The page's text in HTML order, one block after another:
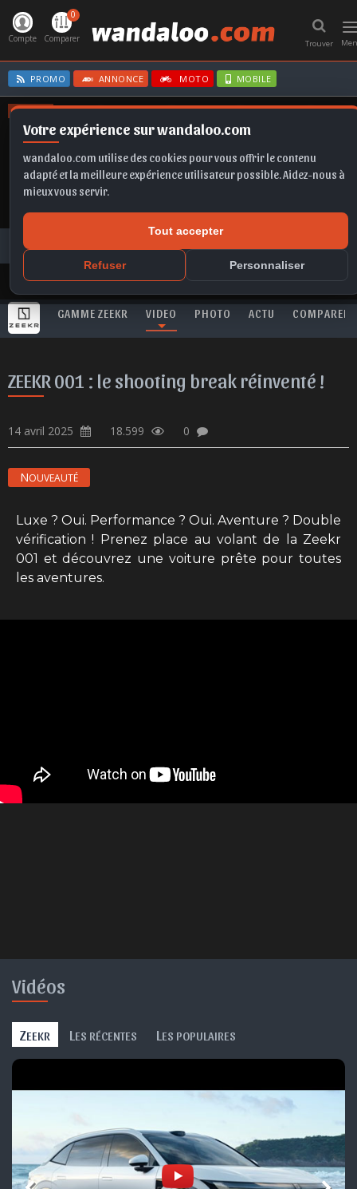
Votre expérience sur wandaloo.com
wandaloo.com utilise des cookies pour vous offrir le contenu
adapté et la meilleure expérience utilisateur possible. Aidez-nous à
mieux vous servir.
Tout accepter
Refuser Personnaliser
Trouver
Compte
0
Comparer
PROMO ANNONCE MOTO MOBILE
OFFRES
ASTRA FORMENTOR
ZEEKR
001
ZEEKR 001 : le shooting break réinventé !
GAMME ZEEKR VIDEO PHOTO ACTU COMPARER
ZEEKR 001 : le shooting break réinventé !
14 avril 2025 18.599 0
NOUVEAUTÉ
Luxe ? Oui. Performance ? Oui. Aventure ? Double
vérification ! Prenez place au volant de la Zeekr
001 et découvrez une voiture prête pour toutes
les aventures.
Vidéos
ZEEKR L ES RÉCENTES L ES POPULAIRES